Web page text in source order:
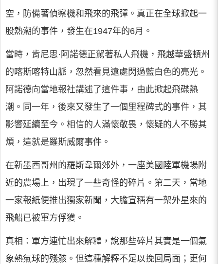
空，防備著偵察機和飛來的飛彈。真正在全球掀起一
股熱潮的事件，發生在1947年的6月。
當時，肯尼思·阿諾德正駕著私人飛機，飛越華盛頓州
的喀斯喀特山脈，忽然看見遠處閃過藍白色的亮光。
阿諾德向當地報社講述了這件事，由此掀起飛碟熱
潮。同一年，後來又發生了一個里程碑式的事件，其
影響延續至今。相信的人滿懷敬畏，懷疑的人不勝其
煩，這就是羅斯威爾事件。
在新墨西哥州的羅斯韋爾郊外，一座美國陸軍機場附
近的農場上，出現了一些奇怪的碎片。第二天，當地
一家報紙便推出獨家新聞，大膽宣稱有一架外星來的
飛船已被軍方俘獲。
真相：軍方連忙出來解釋，說那些碎片其實是一個氣
象熱氣球的殘骸。但這種解釋不足以挽回局面；更何